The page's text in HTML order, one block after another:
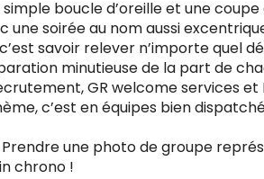
simple boucle d’oreille et une
une soirée au nom aussi
savoir relever n’importe quel
minutieuse de la part de
GR welcome services et
c’est en équipes bien
Prendre une photo de groupe
chrono !